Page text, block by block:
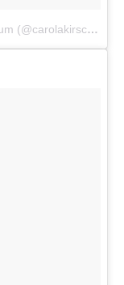
Een bericht gedeeld door 🕊P.C. Kirschbaum (@carolakirschbaum)